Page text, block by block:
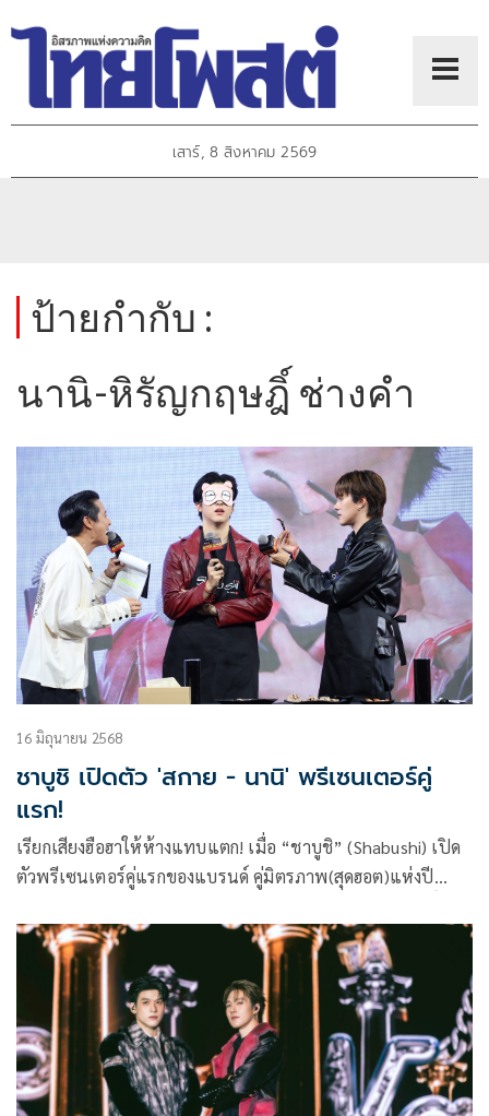
เสาร์, 8 สิงหาคม 2569
ป้ายกำกับ :
นานิ-หิรัญกฤษฎิ์ ช่างคำ
16 มิถุนายน 2568
ชาบูชิ เปิดตัว 'สกาย - นานิ' พรีเซนเตอร์คู่
แรก!
เรียกเสียงฮือฮาให้ห้างแทบแตก! เมื่อ “ชาบูชิ” (Shabushi) เปิด
ตัวพรีเซนเตอร์คู่แรกของแบรนด์ คู่มิตรภาพ(สุดฮอต)แห่งปี
คำ